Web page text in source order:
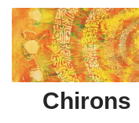
Zum
Inhalt
springen
Chirons